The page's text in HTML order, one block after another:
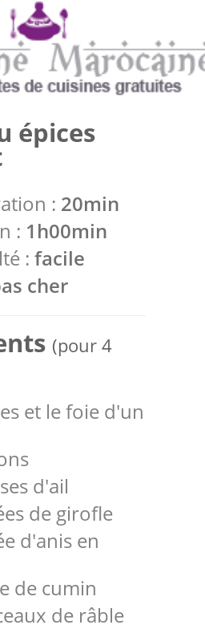
épices
: 20min
: 1h00min
: facile
cher
(pour 4
et le foie d'un
d'ail
de girofle
d'anis en
de cumin
de râble